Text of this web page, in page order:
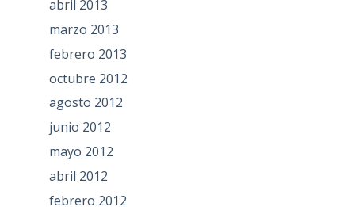
abril 2013
marzo 2013
febrero 2013
octubre 2012
agosto 2012
junio 2012
mayo 2012
abril 2012
febrero 2012